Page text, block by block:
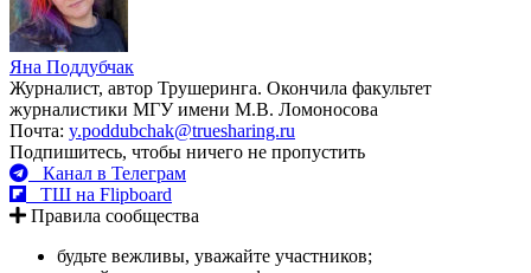
Яна Поддубчак
Журналист, автор Трушеринга. Окончила факультет
журналистики МГУ имени М.В. Ломоносова
Почта: y.poddubchak@truesharing.ru
Подпишитесь, чтобы ничего не пропустить
Канал в Телеграм
ТШ на Flipboard
Правила сообщества
будьте вежливы, уважайте участников;